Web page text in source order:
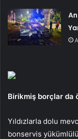
Birikmiş borçlar da
Yıldızlarla dolu
bonservis